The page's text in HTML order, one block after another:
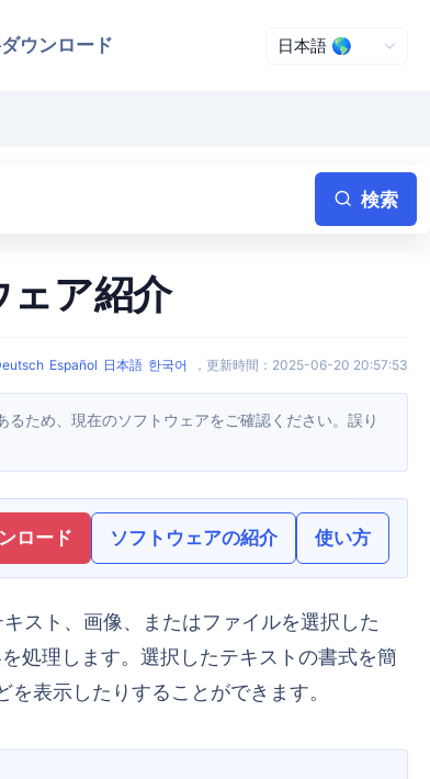
ウンロード
検索
ア紹介
Español 日本語 한국어 ， 更新時間 ： 2025-06-20 20:57:53
ロード ソフトウェアの紹介 使い方
処理します。選択したテキストの書式を簡
表示したりすることができます。